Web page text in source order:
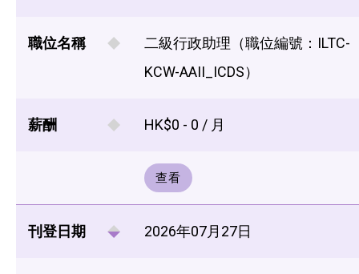
職位名稱
二級行政助理（職位編號：ILTC-
KCW-AAII_ICDS）
薪酬 HK$0 - 0 / 月
查看
刊登日期 2026年07月27日